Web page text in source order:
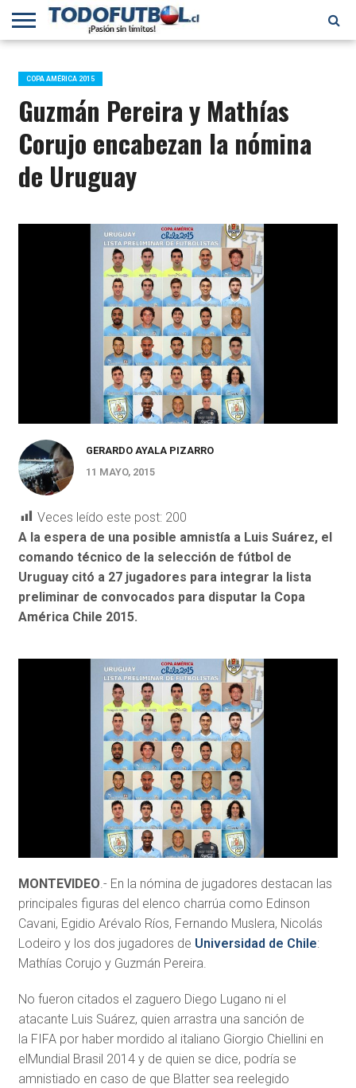
PRIMERA
B
SELECCIÓN
CHILENA
CHILENOS
EN EL
MUNDO
FÚTBOL
INTERNACIONAL
COPA AMÉRICA 2015
Guzmán Pereira y Mathías
Corujo encabezan la nómina
de Uruguay
GERARDO AYALA PIZARRO
11 MAYO, 2015
Veces leído este post: 200
A la espera de una posible amnistía a Luis Suárez, el
comando técnico de la selección de fútbol de
Uruguay citó a 27 jugadores para integrar la lista
preliminar de convocados para disputar la Copa
América Chile 2015.
MONTEVIDEO.- En la nómina de jugadores destacan las
principales figuras del elenco charrúa como Edinson
Cavani, Egidio Arévalo Ríos, Fernando Muslera, Nicolás
Lodeiro y los dos jugadores de Universidad de Chile:
Mathías Corujo y Guzmán Pereira.
No fueron citados el zaguero Diego Lugano ni el
atacante Luis Suárez, quien arrastra una sanción de
la FIFA por haber mordido al italiano Giorgio Chiellini en
elMundial Brasil 2014 y de quien se dice, podría se
amnistiado en caso de que Blatter sea reelegido